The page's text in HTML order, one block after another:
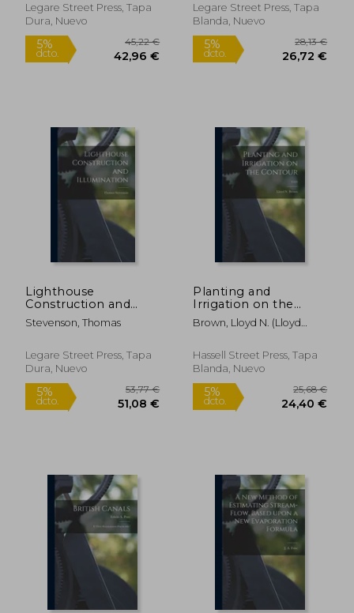
30,20 €
Legare Street Press, Tapa
Dura, Nuevo
Legare Street Press, Tapa
Blanda, Nuevo
Lighthouse
Construction and
Illumination (en
Inglés)
Stevenson, Thomas
Legare Street Press, Tapa
Dura, Nuevo
Planting and
Irrigation on the
Contour; C523 (en
Inglés)
Brown, Lloyd N. (Lloyd
Hassell Street Press, Tapa
Blanda, Nuevo